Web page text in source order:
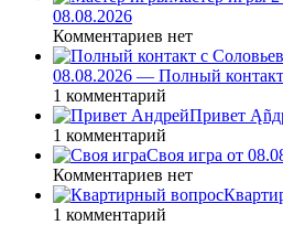
08.08.2026
Комментариев нет
08.08.2026 — Полный контакт
1 комментарий
Привет
1 комментарий
Своя игра от
Комментариев нет
1 комментарий